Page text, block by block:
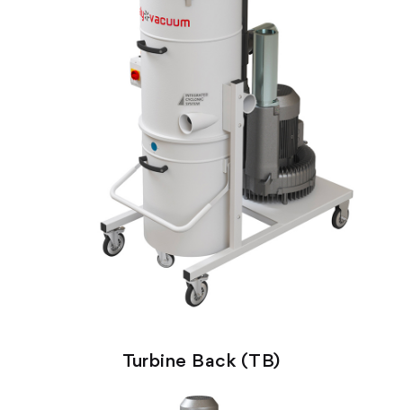
Turbine Back (TB)